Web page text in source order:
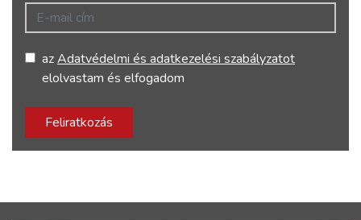
E-mail cím
azAdatvédelmi és adatkezelési szabályzatot
elolvastam és elfogadom
Feliratkozás